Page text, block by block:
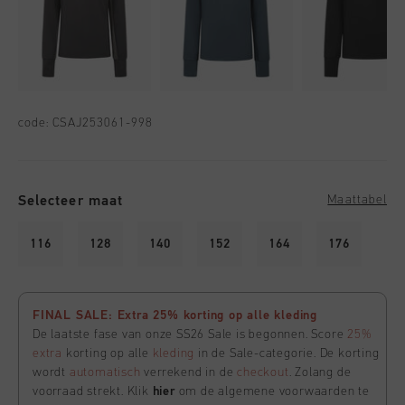
code: CSAJ253061-998
Selecteer maat Maattabel
116 128 140 152 164 176
FINAL SALE: Extra 25% korting op alle kleding
De laatste fase van onze SS26 Sale is begonnen. Score 25%
extra korting op alle kleding in de Sale-categorie. De korting
wordt automatisch verrekend in decheckout . Zolang de
voorraad strekt. Klik hier om de algemene voorwaarden te